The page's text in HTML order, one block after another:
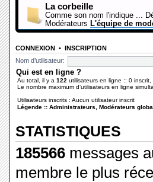
La corbeille
Comme son nom l'indique ...
Modérateurs L'équipe de
CONNEXION • INSCRIPTION
Nom d’utilisateur:
Qui est en ligne ?
Au total, il y a 122 utilisateurs en ligne :: 0
Le nombre maximum d’utilisateurs en ligne
Utilisateurs inscrits : Aucun utilisateur inscrit
Légende :: Administrateurs Modérateurs
STATISTIQUES
185566 messages
membre le plus